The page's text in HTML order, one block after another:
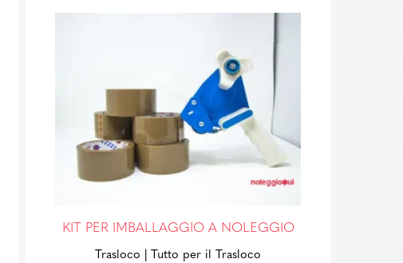
KIT PER IMBALLAGGIO A NOLEGGIO
Trasloco | Tutto per il Trasloco